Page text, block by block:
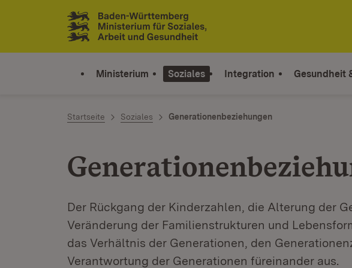
Zum Inhalt springen
Link zur Startseite
Ministerium Soziales Integration Gesundheit
Startseite Soziales Generationenbeziehungen
Der Rückgang der Kinderzahlen, die Alterung der
Veränderung der Familienstrukturen und
das Verhältnis der Generationen, den
Verantwortung der Generationen füreinander aus.